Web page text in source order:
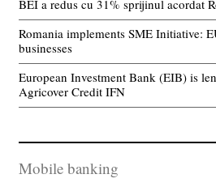
BEI a redus cu 31% sprijinul acordat
Romania implements SME Initiative:
businesses
European Investment Bank (EIB) is
Agricover Credit IFN
Mobile banking